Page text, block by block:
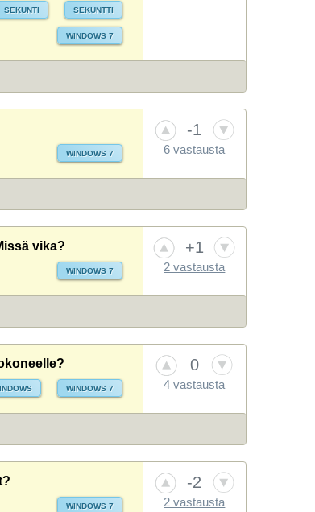
SEKUNTI SEKUNTTI
WINDOWS 7
WINDOWS 7
-1
6 vastausta
vika?
WINDOWS 7
+1
2 vastausta
WINDOWS 7
0
4 vastausta
WINDOWS 7
-2
2 vastausta